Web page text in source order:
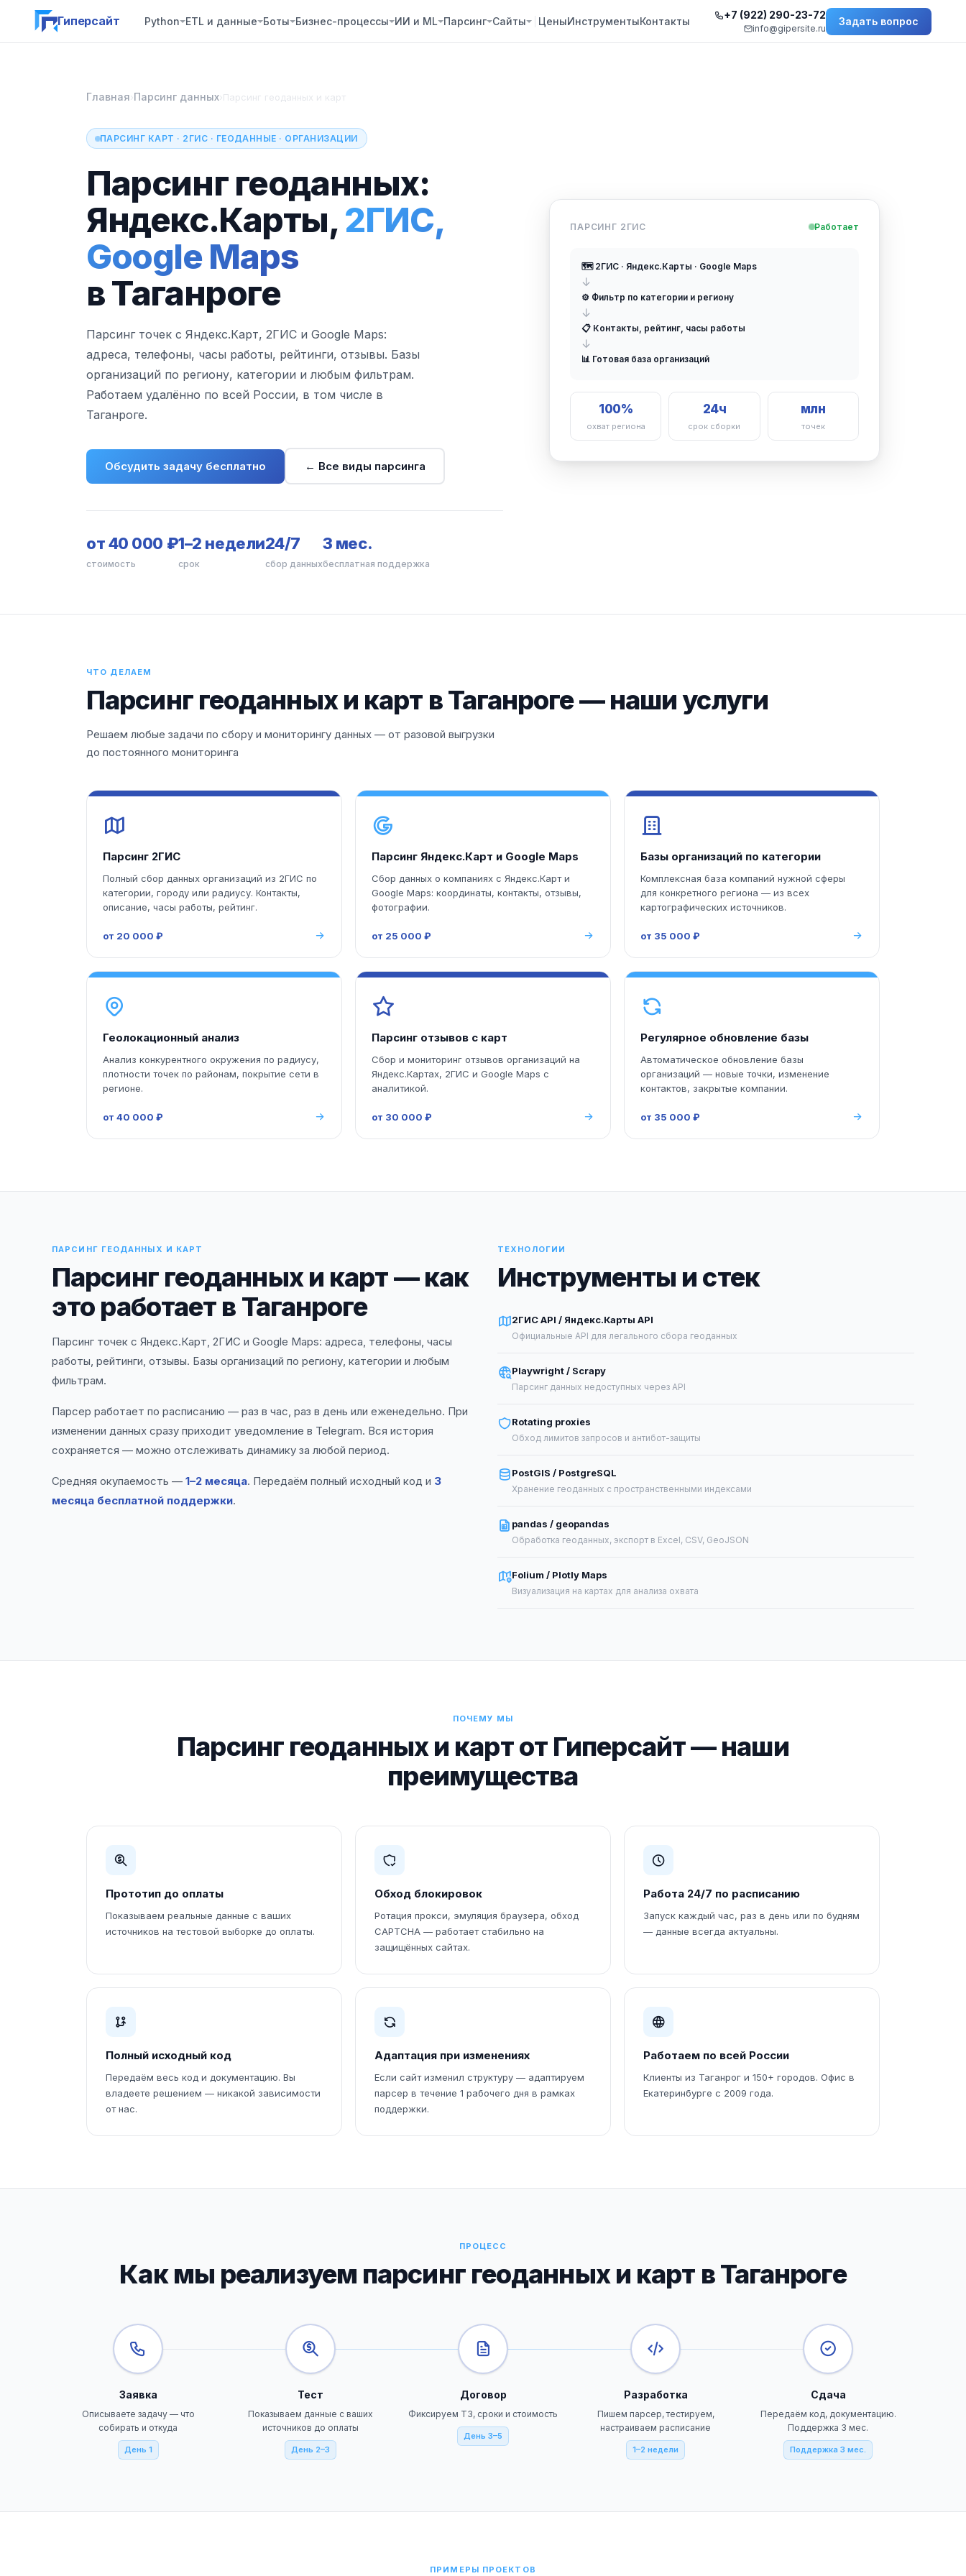
Гиперсайт Python ETL и данные Боты Бизнес-процессы ИИ и ML Парсинг Сайты ЦеныИнструментыКонтакты +7 (922) 290-23-72
info@gipersite.ru
Задать вопрос
Главная›Парсинг данных›Парсинг геоданных и карт
ПАРСИНГ КАРТ · 2ГИС · ГЕОДАННЫЕ · ОРГАНИЗАЦИИ
Парсинг геоданных:
Яндекс.Карты,2ГИС,
Google Maps
в Таганроге
Парсинг точек с Яндекс.Карт, 2ГИС и Google Maps:
адреса, телефоны, часы работы, рейтинги, отзывы. Базы
организаций по региону, категории и любым фильтрам.
Работаем удалённо по всей России, в том числе в
Таганроге.
Обсудить задачу бесплатно ← Все виды парсинга
от 40 000 ₽
стоимость
1–2 недели
срок
24/7
сбор данных
3 мес.
бесплатная поддержка
ПАРСИНГ 2ГИС Работает
🗺️ 2ГИС · Яндекс.Карты · Google Maps
↓
⚙️ Фильтр по категории и региону
↓
📋 Контакты, рейтинг, часы работы
↓
📊 Готовая база организаций
100%
охват региона
24ч
срок сборки
млн
точек
ЧТО ДЕЛАЕМ
Парсинг геоданных и карт в Таганроге — наши услуги
Решаем любые задачи по сбору и мониторингу данных — от разовой выгрузки
до постоянного мониторинга
Парсинг 2ГИС
Полный сбор данных организаций из 2ГИС по
категории, городу или радиусу. Контакты,
описание, часы работы, рейтинг.
от 20 000 ₽
Парсинг Яндекс.Карт и Google Maps
Сбор данных о компаниях с Яндекс.Карт и
Google Maps: координаты, контакты, отзывы,
фотографии.
от 25 000 ₽
Базы организаций по категории
Комплексная база компаний нужной сферы
для конкретного региона — из всех
картографических источников.
от 35 000 ₽
Геолокационный анализ
Анализ конкурентного окружения по радиусу,
плотности точек по районам, покрытие сети в
регионе.
от 40 000 ₽
Парсинг отзывов с карт
Сбор и мониторинг отзывов организаций на
Яндекс.Картах, 2ГИС и Google Maps с
аналитикой.
от 30 000 ₽
Регулярное обновление базы
Автоматическое обновление базы
организаций — новые точки, изменение
контактов, закрытые компании.
от 35 000 ₽
ПАРСИНГ ГЕОДАННЫХ И КАРТ
Парсинг геоданных и карт — как
это работает в Таганроге
Парсинг точек с Яндекс.Карт, 2ГИС и Google Maps: адреса, телефоны, часы
работы, рейтинги, отзывы. Базы организаций по региону, категории и любым
фильтрам.
Парсер работает по расписанию — раз в час, раз в день или еженедельно. При
изменении данных сразу приходит уведомление в Telegram. Вся история
сохраняется — можно отслеживать динамику за любой период.
Средняя окупаемость — 1–2 месяца. Передаём полный исходный код и 3
месяца бесплатной поддержки.
ТЕХНОЛОГИИ
Инструменты и стек
2ГИС API / Яндекс.Карты API
Официальные API для легального сбора геоданных
Playwright / Scrapy
Парсинг данных недоступных через API
Rotating proxies
Обход лимитов запросов и антибот-защиты
PostGIS / PostgreSQL
Хранение геоданных с пространственными индексами
pandas / geopandas
Обработка геоданных, экспорт в Excel, CSV, GeoJSON
Folium / Plotly Maps
Визуализация на картах для анализа охвата
ПОЧЕМУ МЫ
Парсинг геоданных и карт от Гиперсайт — наши
преимущества
Прототип до оплаты
Показываем реальные данные с ваших
источников на тестовой выборке до оплаты.
Обход блокировок
Ротация прокси, эмуляция браузера, обход
CAPTCHA — работает стабильно на
защищённых сайтах.
Работа 24/7 по расписанию
Запуск каждый час, раз в день или по будням
— данные всегда актуальны.
Полный исходный код
Передаём весь код и документацию. Вы
владеете решением — никакой зависимости
от нас.
Адаптация при изменениях
Если сайт изменил структуру — адаптируем
парсер в течение 1 рабочего дня в рамках
поддержки.
Работаем по всей России
Клиенты из Таганрог и 150+ городов. Офис в
Екатеринбурге с 2009 года.
ПРОЦЕСС
Как мы реализуем парсинг геоданных и карт в Таганроге
Заявка
Описываете задачу — что
собирать и откуда
День 1
Тест
Показываем данные с ваших
источников до оплаты
День 2–3
Договор
Фиксируем ТЗ, сроки и стоимость
День 3–5
Разработка
Пишем парсер, тестируем,
настраиваем расписание
1–2 недели
Сдача
Передаём код, документацию.
Поддержка 3 мес.
Поддержка 3 мес.
ПРИМЕРЫ ПРОЕКТОВ